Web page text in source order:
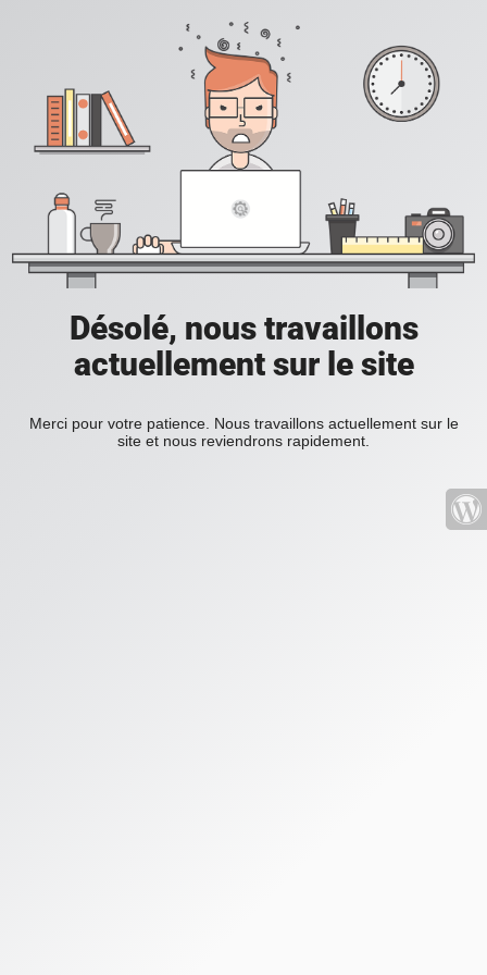
Désolé, nous travaillons
actuellement sur le site
Merci pour votre patience. Nous travaillons actuellement sur le
site et nous reviendrons rapidement.